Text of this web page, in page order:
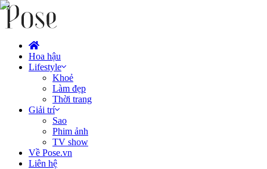
Hoa hậu
Lifestyle
Khoẻ
Làm đẹp
Thời trang
Giải trí
Sao
Phim ảnh
TV show
Về Pose.vn
Liên hệ